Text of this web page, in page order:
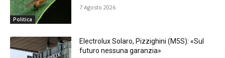
Politica
7 Agosto 2026
Electrolux Solaro, Pizzighini (M5S): «Sul
futuro nessuna garanzia»